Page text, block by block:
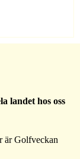
landet hos oss
är Golfveckan